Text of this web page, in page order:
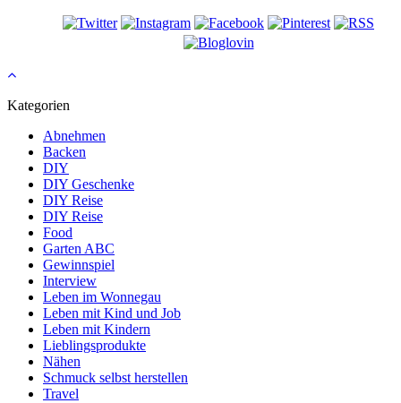
Kategorien
Abnehmen
Backen
DIY
DIY Geschenke
DIY Reise
DIY Reise
Food
Garten ABC
Gewinnspiel
Interview
Leben im Wonnegau
Leben mit Kind und Job
Leben mit Kindern
Lieblingsprodukte
Nähen
Schmuck selbst herstellen
Travel